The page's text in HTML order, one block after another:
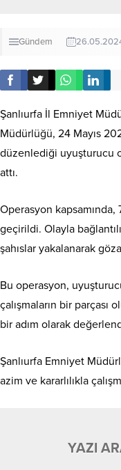
Gündem
Şanlıurfa İl Emniyet
Müdürlüğü, 24 Mayıs
düzenlediği uyuşturucu
attı.
Operasyon
geçirildi. Olayla
şahıslar yakalanarak
Bu operasyon,
çalışmaların bir
bir adım olarak
Şanlıurfa Emniyet
azim ve kararlılıkla
YAZI